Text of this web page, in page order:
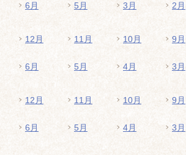
6月 5月 3月 2月
12月 11月 10月 9月
6月 5月 4月 3月
12月 11月 10月 9月
6月 5月 4月 3月